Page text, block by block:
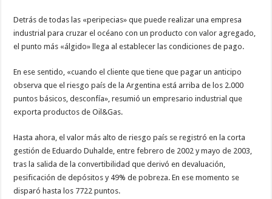
Detrás de todas las «peripecias» que puede realizar una empresa
industrial para cruzar el océano con un producto con valor agregado,
el punto más «álgido» llega al establecer las condiciones de pago.
En ese sentido, «cuando el cliente que tiene que pagar un anticipo
observa que el riesgo país de la Argentina está arriba de los 2.000
puntos básicos, desconfía», resumió un empresario industrial que
exporta productos de Oil&Gas.
Hasta ahora, el valor más alto de riesgo país se registró en la corta
gestión de Eduardo Duhalde, entre febrero de 2002 y mayo de 2003,
tras la salida de la convertibilidad que derivó en devaluación,
pesificación de depósitos y 49% de pobreza. En ese momento se
disparó hasta los 7722 puntos.